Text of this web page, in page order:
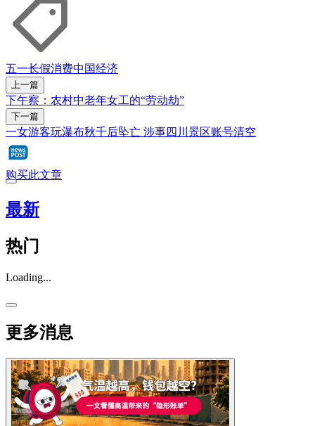
五一长假消费中国经济
上一篇
下午察：农村中老年女工的“劳动劫”
下一篇
一女游客玩瀑布秋千后坠亡 涉事四川景区账号清空
购买此文章
最新
热门
Loading...
更多消息